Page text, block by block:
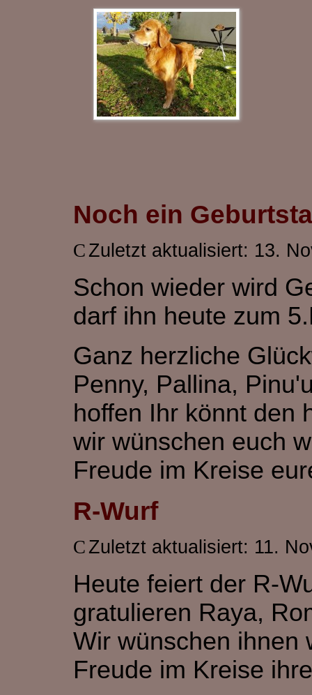
Noch ein
Zuletzt aktualisiert: 13.
Schon wieder wird
darf ihn heute zum
Ganz herzliche
Penny, Pallina,
hoffen Ihr könnt den
wir wünschen euch
Freude im Kreise
R-Wurf
Zuletzt aktualisiert: 11.
Heute feiert der R-
gratulieren Raya,
Wir wünschen ihnen
Freude im Kreise